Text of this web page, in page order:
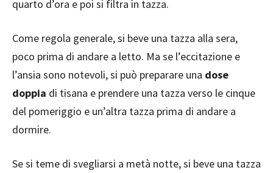
quarto d’ora e poi si filtra in tazza.
Come regola generale, si beve una tazza alla sera,
poco prima di andare a letto. Ma se l’eccitazione e
l’ansia sono notevoli, si può preparare una dose
doppia di tisana e prendere una tazza verso le cinque
del pomeriggio e un’altra tazza prima di andare a
dormire.
Se si teme di svegliarsi a metà notte, si beve una tazza